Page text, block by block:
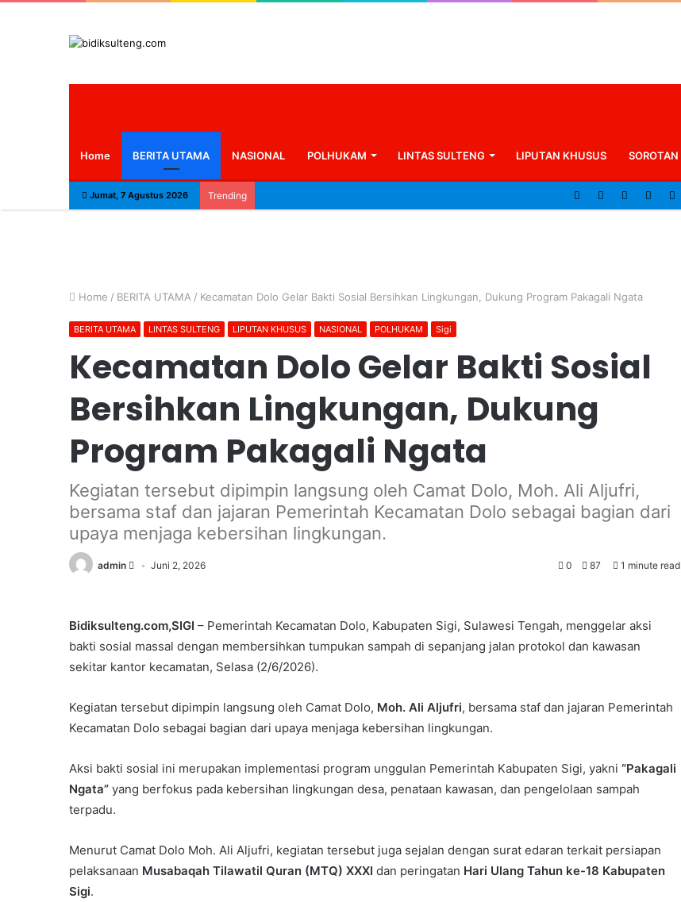
Home BERITA UTAMA NASIONAL POLHUKAM LINTAS SULTENG LIPUTAN KHUSUS SOROTAN
Jumat, 7 Agustus 2026 Trending
Home / BERITA UTAMA / Kecamatan Dolo Gelar Bakti Sosial Bersihkan Lingkungan, Dukung Program Pakagali Ngata
BERITA UTAMA LINTAS SULTENG LIPUTAN KHUSUS NASIONAL POLHUKAM Sigi
Kecamatan Dolo Gelar Bakti Sosial
Bersihkan Lingkungan, Dukung
Program Pakagali Ngata
Kegiatan tersebut dipimpin langsung oleh Camat Dolo, Moh. Ali Aljufri,
bersama staf dan jajaran Pemerintah Kecamatan Dolo sebagai bagian dari
upaya menjaga kebersihan lingkungan.
admin Juni 2, 2026 0 87 1 minute read
Bidiksulteng.com,SIGI – Pemerintah Kecamatan Dolo, Kabupaten Sigi, Sulawesi Tengah, menggelar aksi
bakti sosial massal dengan membersihkan tumpukan sampah di sepanjang jalan protokol dan kawasan
sekitar kantor kecamatan, Selasa (2/6/2026).
Kegiatan tersebut dipimpin langsung oleh Camat Dolo, Moh. Ali Aljufri, bersama staf dan jajaran Pemerintah
Kecamatan Dolo sebagai bagian dari upaya menjaga kebersihan lingkungan.
Aksi bakti sosial ini merupakan implementasi program unggulan Pemerintah Kabupaten Sigi, yakni “Pakagali
Ngata” yang berfokus pada kebersihan lingkungan desa, penataan kawasan, dan pengelolaan sampah
terpadu.
Menurut Camat Dolo Moh. Ali Aljufri, kegiatan tersebut juga sejalan dengan surat edaran terkait persiapan
pelaksanaan Musabaqah Tilawatil Quran (MTQ) XXXI dan peringatan Hari Ulang Tahun ke-18 Kabupaten
Sigi.